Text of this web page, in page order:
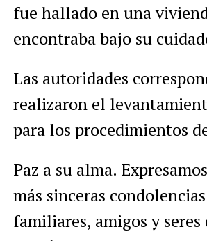
fue hallado en una
encontraba bajo su
Las autoridades
realizaron el
para los procedimientos
Paz a su alma.
más sinceras
familiares, amigos y seres